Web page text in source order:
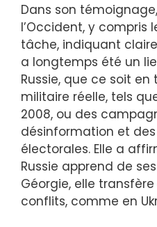
Dans son
l’Occident, y compris
tâche, indiquant
a longtemps été un
Russie, que ce soit en
militaire réelle, tels
2008, ou des
désinformation et
électorales. Elle a
Russie apprend de
Géorgie, elle
conflits, comme en